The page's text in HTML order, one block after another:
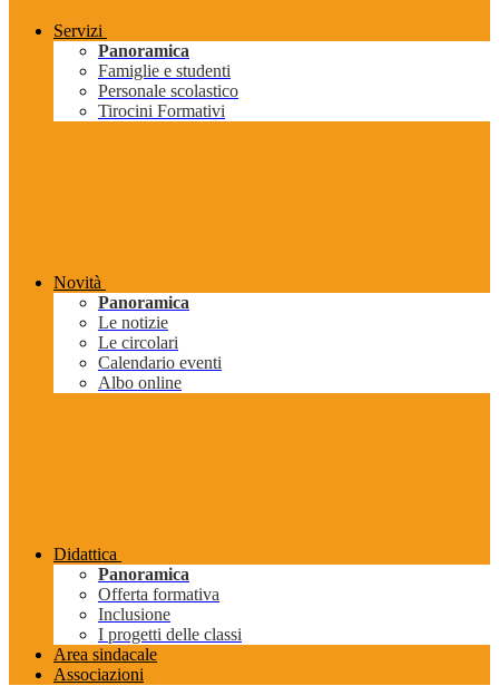
Servizi
Panoramica
Famiglie e studenti
Personale scolastico
Tirocini Formativi
Novità
Panoramica
Le notizie
Le circolari
Calendario eventi
Albo online
Didattica
Panoramica
Offerta formativa
Inclusione
I progetti delle classi
Area sindacale
Associazioni